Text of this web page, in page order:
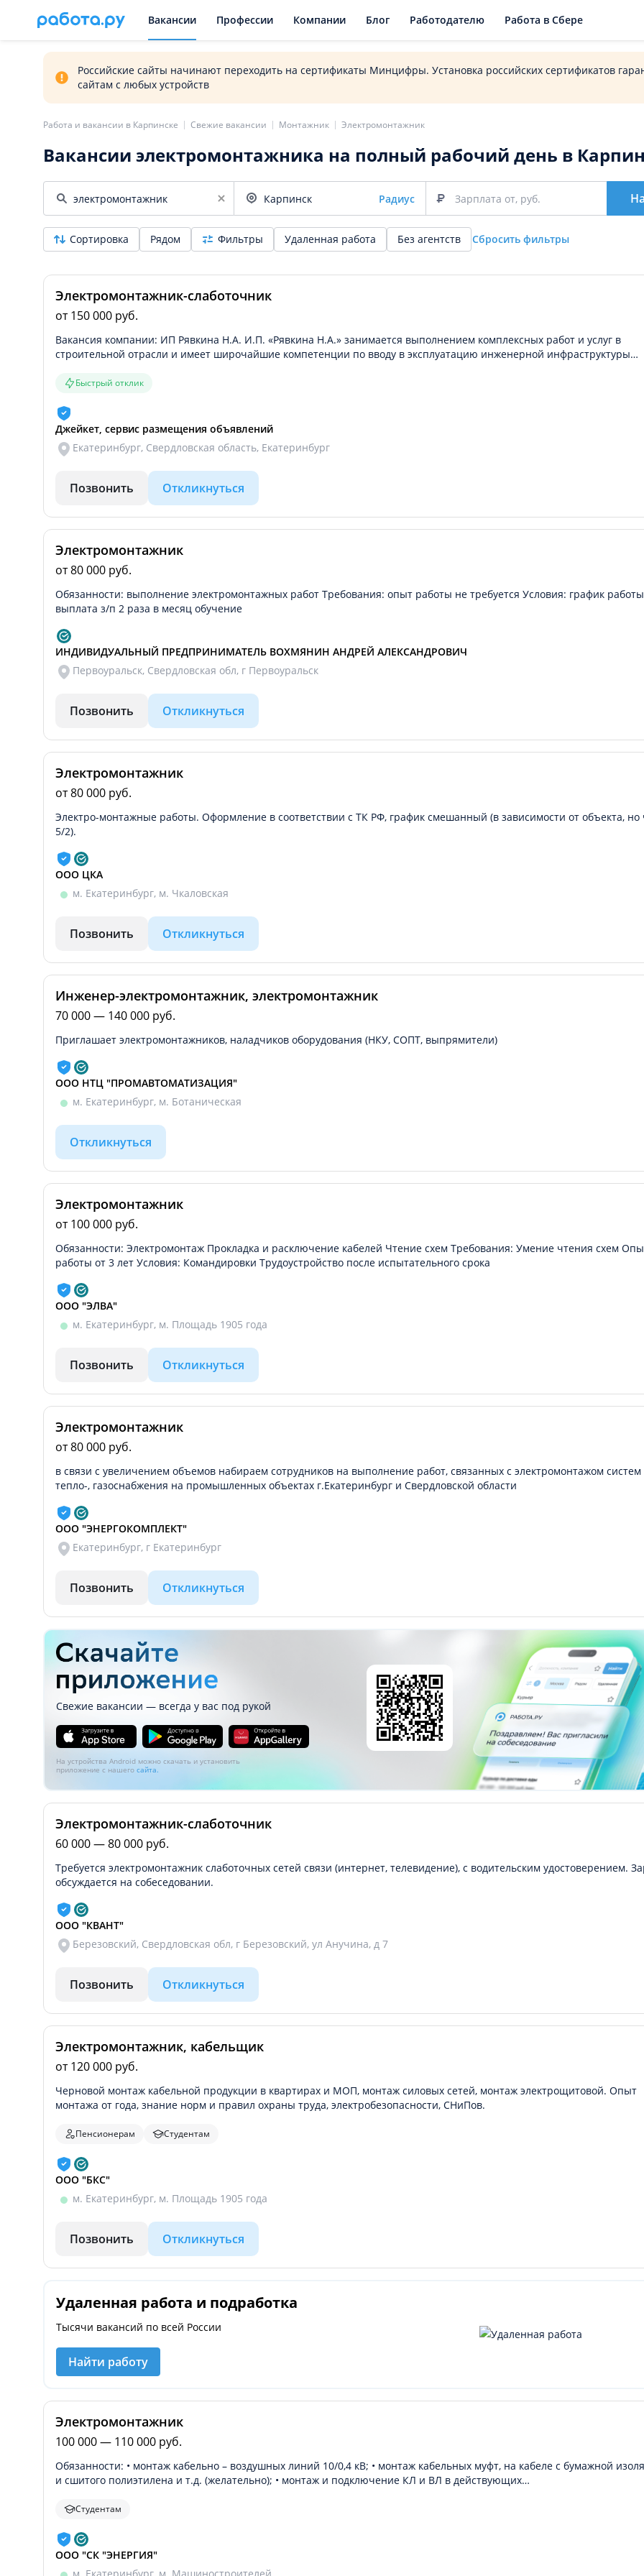
Вакансии Профессии Компании Блог Работодателю Работа в Сбере
Российские сайты начинают переходить на сертификаты Минцифры. Установка российских сертификатов
сайтам с любых устройств
Работа и вакансии в Карпинске Свежие вакансии Монтажник Электромонтажник
Вакансии электромонтажника на полный рабочий день в
Радиус
Сортировка Рядом Фильтры Удаленная работа Без агентств Сбросить фильтры
Электромонтажник-слаботочник
от 150 000 руб.
Вакансия компании: ИП Рявкина Н.А. И.П. «Рявкина Н.А.» занимается выполнением комплексных работ и услуг в
строительной отрасли и имеет широчайшие компетенции по вводу в эксплуатацию инженерной инфраструктуры…
Быстрый отклик
Джейкет, сервис размещения объявлений
Екатеринбург, Свердловская область, Екатеринбург
Позвонить Откликнуться
Электромонтажник
от 80 000 руб.
Обязанности: выполнение электромонтажных работ Требования: опыт работы не требуется Условия: график
выплата з/п 2 раза в месяц обучение
ИНДИВИДУАЛЬНЫЙ ПРЕДПРИНИМАТЕЛЬ ВОХМЯНИН АНДРЕЙ АЛЕКСАНДРОВИЧ
Первоуральск, Свердловская обл, г Первоуральск
Позвонить Откликнуться
Электромонтажник
от 80 000 руб.
Электро-монтажные работы. Оформление в соответствии с ТК РФ, график смешанный (в зависимости от объекта,
5/2).
ООО ЦКА
м. Екатеринбург, м. Чкаловская
Позвонить Откликнуться
Инженер-электромонтажник, электромонтажник
70 000 — 140 000 руб.
Приглашает электромонтажников, наладчиков оборудования (НКУ, СОПТ, выпрямители)
ООО НТЦ "ПРОМАВТОМАТИЗАЦИЯ"
м. Екатеринбург, м. Ботаническая
Откликнуться
Электромонтажник
от 100 000 руб.
Обязанности: Электромонтаж Прокладка и расключение кабелей Чтение схем Требования: Умение чтения схем
работы от 3 лет Условия: Командировки Трудоустройство после испытательного срока
ООО "ЭЛВА"
м. Екатеринбург, м. Площадь 1905 года
Позвонить Откликнуться
Электромонтажник
от 80 000 руб.
в связи с увеличением объемов набираем сотрудников на выполнение работ, связанных с электромонтажом систем
тепло-, газоснабжения на промышленных объектах г.Екатеринбург и Свердловской области
ООО "ЭНЕРГОКОМПЛЕКТ"
Екатеринбург, г Екатеринбург
Позвонить Откликнуться
Свежие вакансии — всегда у вас под рукой
На устройства Android можно скачать и установить
приложение с нашего сайта.
Электромонтажник-слаботочник
60 000 — 80 000 руб.
Требуется электромонтажник слаботочных сетей связи (интернет, телевидение), с водительским удостоверением.
обсуждается на собеседовании.
ООО "КВАНТ"
Березовский, Свердловская обл, г Березовский, ул Анучина, д 7
Позвонить Откликнуться
Электромонтажник, кабельщик
от 120 000 руб.
Черновой монтаж кабельной продукции в квартирах и МОП, монтаж силовых сетей, монтаж электрощитовой. Опыт
монтажа от года, знание норм и правил охраны труда, электробезопасности, СНиПов.
Пенсионерам Студентам
ООО "БКС"
м. Екатеринбург, м. Площадь 1905 года
Позвонить Откликнуться
Удаленная работа и подработка
Тысячи вакансий по всей России
Найти работу
Электромонтажник
100 000 — 110 000 руб.
Обязанности: • монтаж кабельно – воздушных линий 10/0,4 кВ; • монтаж кабельных муфт, на кабеле с бумажной
и сшитого полиэтилена и т.д. (желательно); • монтаж и подключение КЛ и ВЛ в действующих…
Студентам
ООО "СК "ЭНЕРГИЯ"